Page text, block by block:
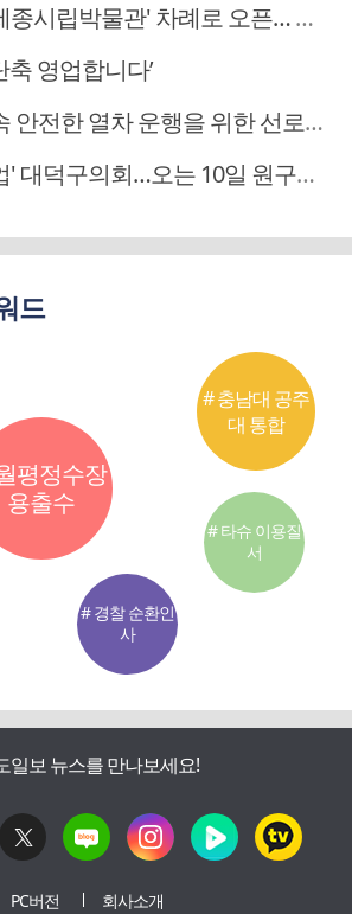
물관' 차례로 오픈… 고운동 정주여건 좋아진다
축 영업합니다’
전한 열차 운행을 위한 선로관리
덕구의회…오는 10일 원구성 다시 돌입
드
평정수장
용출수
# 충남대 공주
대 통합
# 경찰 순환인
사
# 타슈 이용질
서
일보 뉴스를 만나보세요!
PC버전 회사소개